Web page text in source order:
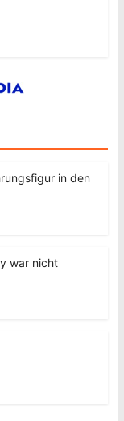
in den
war nicht